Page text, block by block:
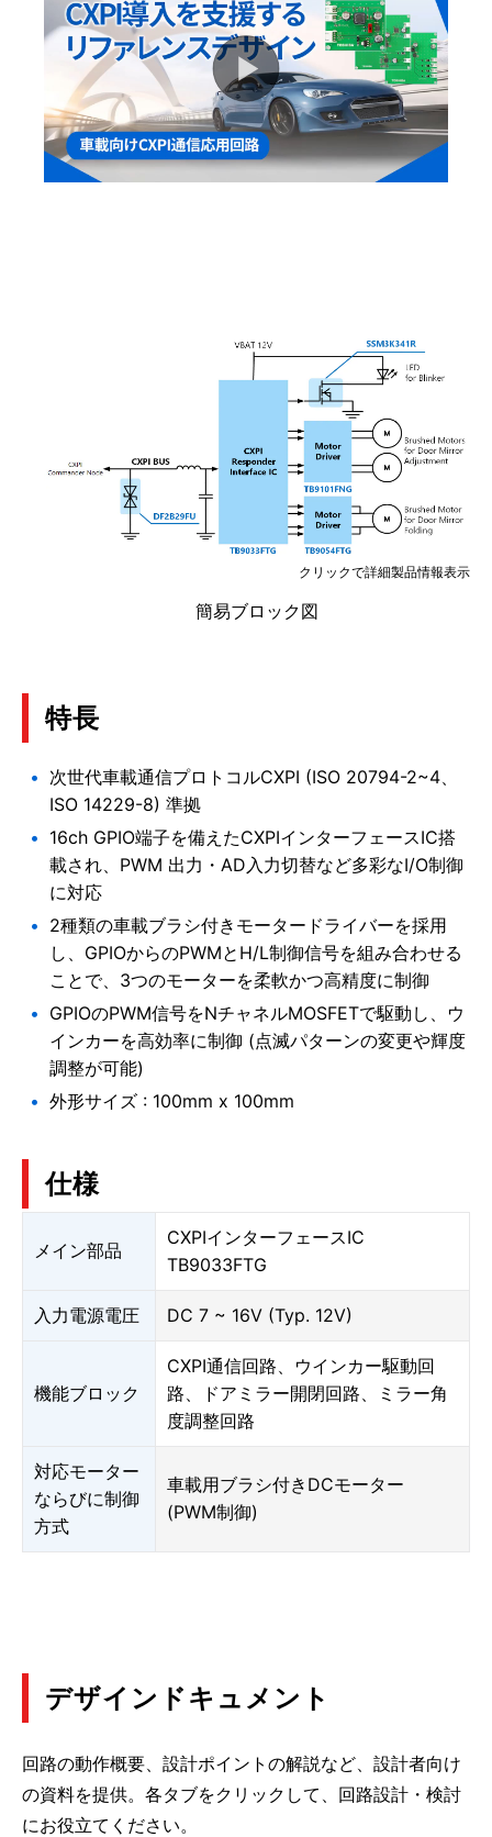
クリックで詳細製品情報表示
簡易ブロック図
特長
次世代車載通信プロトコルCXPI (ISO 20794-2~4、
ISO 14229-8) 準拠
16ch GPIO端子を備えたCXPIインターフェースIC搭
載され、PWM 出力・AD入力切替など多彩なI/O制御
に対応
2種類の車載ブラシ付きモータードライバーを採用
し、GPIOからのPWMとH/L制御信号を組み合わせる
ことで、3つのモーターを柔軟かつ高精度に制御
GPIOのPWM信号をNチャネルMOSFETで駆動し、ウ
インカーを高効率に制御 (点滅パターンの変更や輝度
調整が可能)
外形サイズ : 100mm x 100mm
仕様
メイン部品
CXPIインターフェースIC
TB9033FTG
入力電源電圧 DC 7 ~ 16V (Typ. 12V)
機能ブロック
CXPI通信回路、ウインカー駆動回
路、ドアミラー開閉回路、ミラー角
度調整回路
対応モーター
ならびに制御
方式
車載用ブラシ付きDCモーター
(PWM制御)
デザインドキュメント
回路の動作概要、設計ポイントの解説など、設計者向け
の資料を提供。各タブをクリックして、回路設計・検討
にお役立てください。